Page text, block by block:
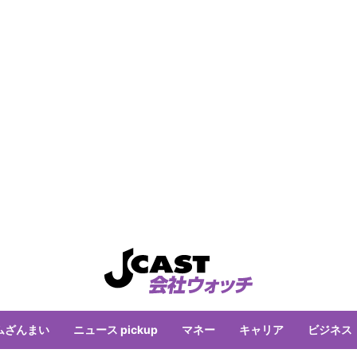
ざんまい ニュース pickup マネー キャリア ビジネス